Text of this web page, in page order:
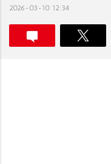
2026-03-10 12:34